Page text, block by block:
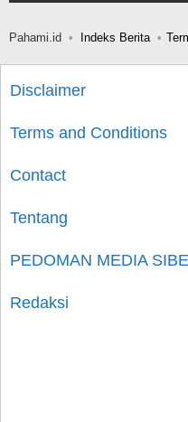
Pahami.id Indeks Berita
Disclaimer
Terms and Conditions
Contact
Tentang
PEDOMAN MEDIA
Redaksi